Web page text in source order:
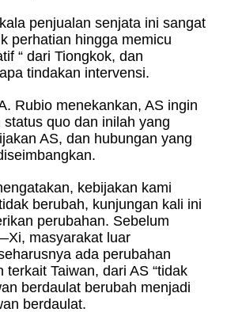
penjualan senjata ini sangat
perhatian hingga memicu
“ dari Tiongkok, dan
tindakan intervensi.
Rubio menekankan, AS ingin
quo dan inilah yang
AS, dan hubungan yang
kebijakan kami
berubah, kunjungan kali ini
perubahan. Sebelum
masyarakat luar
ada perubahan
terkait Taiwan, dari AS “tidak
berdaulat berubah menjadi
berdaulat.